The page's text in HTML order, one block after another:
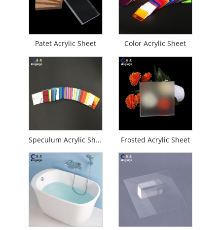
Patet Acrylic Sheet Color Acrylic Sheet
Speculum Acrylic Sheet Frosted Acrylic Sheet